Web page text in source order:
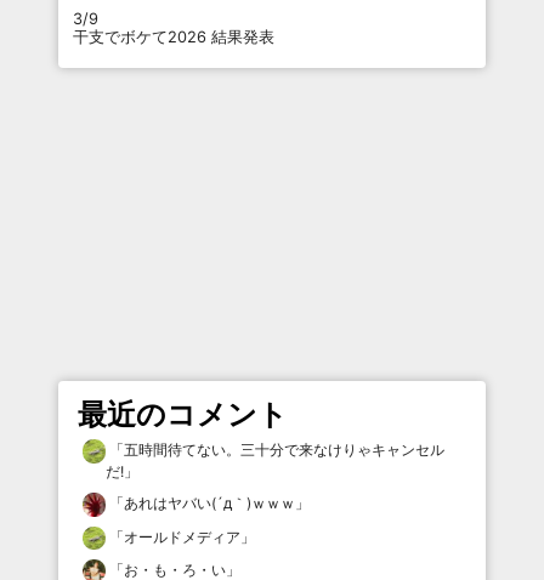
3/9
干支でボケて2026 結果発表
最近のコメント
「五時間待てない。三十分で来なけりゃキャンセル
だ! 」
「あれはヤバい(´д｀)ｗｗｗ 」
「オールドメディア 」
「お・も・ろ・い 」